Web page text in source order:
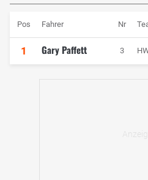
Pos Fahrer Nr
1 Gary Paffett 3